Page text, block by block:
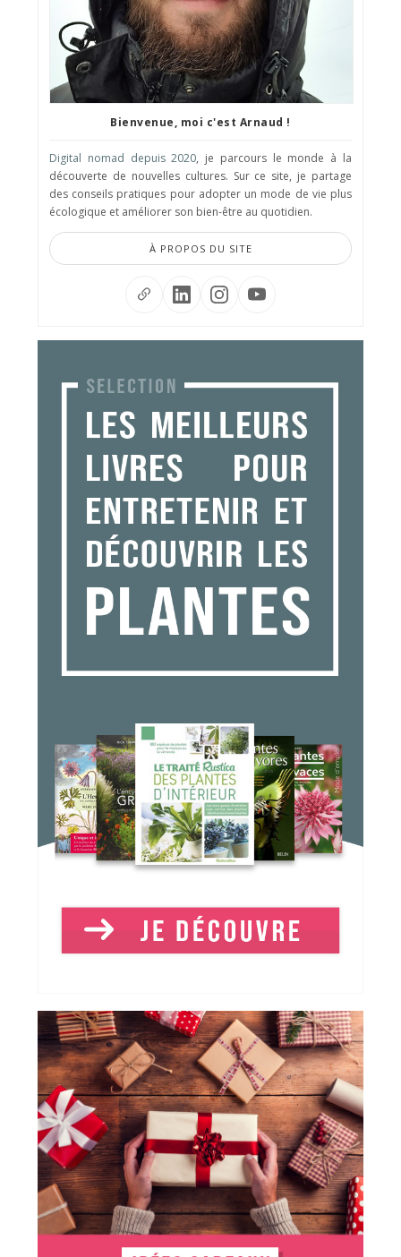
Bienvenue, moi c'est Arnaud !
Digital nomad depuis 2020, je parcours le monde à la
découverte de nouvelles cultures. Sur ce site, je partage
des conseils pratiques pour adopter un mode de vie plus
écologique et améliorer son bien-être au quotidien.
À PROPOS DU SITE